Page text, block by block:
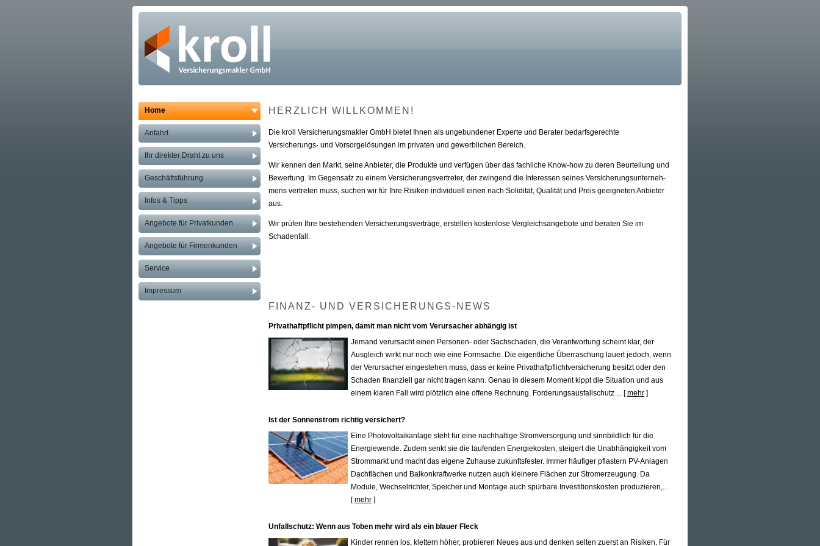
Home
Anfahrt
Ihr direkter Draht zu uns
Geschäftsführung
Infos & Tipps
Angebote für Privatkunden
Angebote für Firmenkunden
Service
Impressum
HERZLICH WILLKOMMEN!
Die kroll Ver­sicherungs­makler GmbH bietet Ihnen als ungebundener Experte und Berater bedarfsgerechte
Versicherungs- und Vorsorgelösungen im privaten und gewerblichen Bereich.
Wir kennen den Markt, seine Anbieter, die Produkte und verfügen über das fachliche Know-how zu deren Beurteilung und
Bewertung. Im Gegensatz zu einem Versicherungsvertreter, der zwingend die Interessen seines Ver­si­che­rungs­un­ter­neh­
mens vertreten muss, suchen wir für Ihre Risiken individuell einen nach Solidität, Qualität und Preis geeigneten Anbieter
aus.
Wir prüfen Ihre bestehenden Versicherungsverträge, erstellen kostenlose Vergleichsangebote und beraten Sie im
Schadenfall.
FINANZ- UND VERSICHERUNGS-NEWS
Privathaftpflicht pimpen, damit man nicht vom Verursacher abhängig ist
Jemand verursacht einen Per­sonen- oder Sachschaden, die Verantwortung scheint klar, der
Ausgleich wirkt nur noch wie eine Formsache. Die eigentliche Überraschung lauert jedoch, wenn
der Verursacher eingestehen muss, dass er keine Privathaftpflichtversicherung besitzt oder den
Schaden finanziell gar nicht tragen kann. Genau in diesem Moment kippt die Situation und aus
einem klaren Fall wird plötzlich eine offene Rechnung. Forderungsausfallschutz ... [mehr ]
Ist der Sonnenstrom richtig versichert?
Eine Photovoltaikanlage steht für eine nachhaltige Stromversorgung und sinnbildlich für die
Energiewende. Zudem senkt sie die laufenden Energiekosten, steigert die Unabhängigkeit vom
Strommarkt und macht das eigene Zuhause zukunftsfester. Immer häufiger pflastern PV-Anlagen
Dachflächen und Balkonkraftwerke nutzen auch kleinere Flächen zur Stromerzeugung. Da
Module, Wechselrichter, Speicher und Montage auch spürbare Investitionskosten produzieren,...
[mehr ]
Unfallschutz: Wenn aus Toben mehr wird als ein blauer Fleck
Kinder rennen los, klettern höher, probieren Neues aus und denken selten zuerst an Risiken. Für